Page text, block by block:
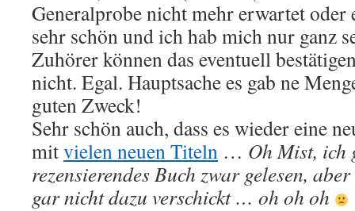
Generalprobe nicht mehr erwartet oder
sehr schön und ich hab mich nur ganz
Zuhörer können das eventuell
nicht. Egal. Hauptsache es gab ne
guten Zweck!
Sehr schön auch, dass es wieder eine
mitvielen neuen Titeln … Oh Mist, ich
rezensierendes Buch zwar gelesen,
gar nicht dazu verschickt … oh oh oh